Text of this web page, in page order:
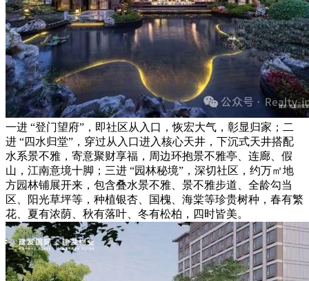
一进 “登门望府”，即社区从入口，恢宏大气，彰显归家；二
进 “四水归堂”，穿过从入口进入核心天井，下沉式天井搭配
水系景不雅，寄意聚财享福，周边环抱景不雅亭、连廊、假
山，江南意境十脚；三进 “园林秘境”，深切社区，约万㎡地
方园林铺展开来，包含叠水景不雅、景不雅步道、全龄勾当
区、阳光草坪等，种植银杏、国槐、海棠等珍贵树种，春有繁
花、夏有浓荫、秋有落叶、冬有松柏，四时皆美。